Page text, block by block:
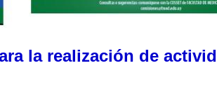
la realización de